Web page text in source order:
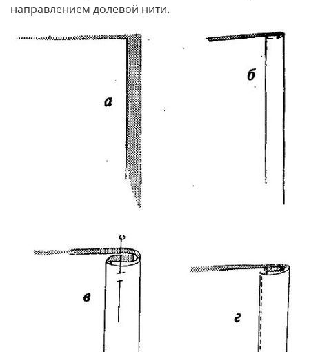
направлением долевой нити.